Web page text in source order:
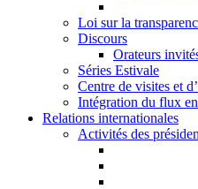
Loi sur la
Discours
Orateurs
Séries Estivale
Centre de visites et
Intégration du flux
Relations internationales
Activités des